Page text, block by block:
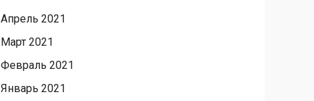
Апрель 2021
Март 2021
Февраль 2021
Январь 2021